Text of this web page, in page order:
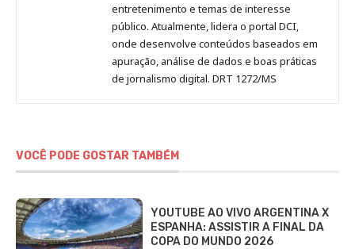
entretenimento e temas de interesse
público. Atualmente, lidera o portal DCI,
onde desenvolve conteúdos baseados em
apuração, análise de dados e boas práticas
de jornalismo digital. DRT 1272/MS
VOCÊ PODE GOSTAR TAMBÉM
YOUTUBE AO VIVO ARGENTINA X
ESPANHA: ASSISTIR A FINAL DA
COPA DO MUNDO 2026